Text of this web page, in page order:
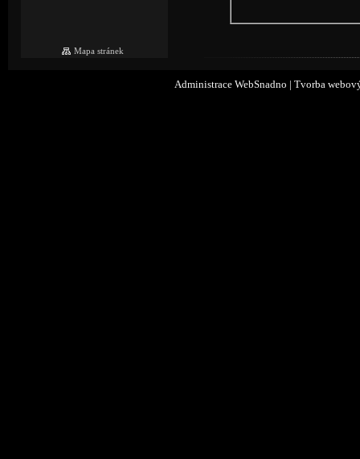
Mapa stránek
Administrace WebSnadno | Tvorba